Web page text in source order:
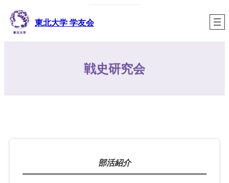
容
東北大学 学友会
戦史研究会
部活紹介